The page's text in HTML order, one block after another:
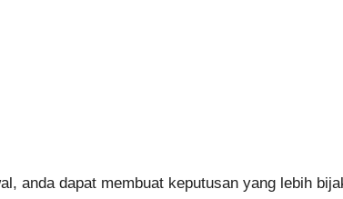
anda dapat membuat keputusan yang lebih